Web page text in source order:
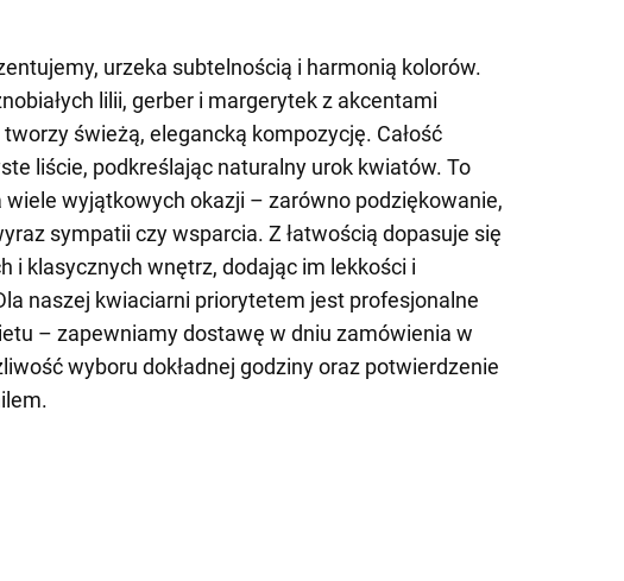
urzeka subtelnością i harmonią kolorów.
lilii, gerber i margerytek z akcentami
świeżą, elegancką kompozycję. Całość
liście, podkreślając naturalny urok kwiatów. To
wiele wyjątkowych okazji – zarówno podziękowanie,
sympatii czy wsparcia. Z łatwością dopasuje się
i klasycznych wnętrz, dodając im lekkości i
naszej kwiaciarni priorytetem jest profesjonalne
– zapewniamy dostawę w dniu zamówienia w
wyboru dokładnej godziny oraz potwierdzenie